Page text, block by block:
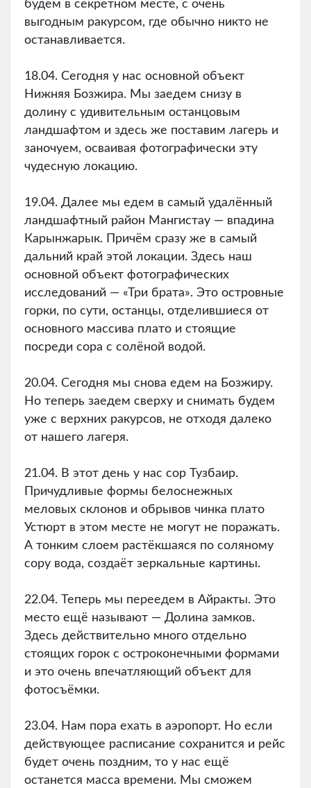
будем в секретном месте, с очень
выгодным ракурсом, где обычно никто не
останавливается.
18.04. Сегодня у нас основной объект
Нижняя Бозжира. Мы заедем снизу в
долину с удивительным останцовым
ландшафтом и здесь же поставим лагерь и
заночуем, осваивая фотографически эту
чудесную локацию.
19.04. Далее мы едем в самый удалённый
ландшафтный район Мангистау — впадина
Карынжарык. Причём сразу же в самый
дальний край этой локации. Здесь наш
основной объект фотографических
исследований — «Три брата». Это островные
горки, по сути, останцы, отделившиеся от
основного массива плато и стоящие
посреди сора с солёной водой.
20.04. Сегодня мы снова едем на Бозжиру.
Но теперь заедем сверху и снимать будем
уже с верхних ракурсов, не отходя далеко
от нашего лагеря.
21.04. В этот день у нас сор Тузбаир.
Причудливые формы белоснежных
меловых склонов и обрывов чинка плато
Устюрт в этом месте не могут не поражать.
А тонким слоем растёкшаяся по соляному
сору вода, создаёт зеркальные картины.
22.04. Теперь мы переедем в Айракты. Это
место ещё называют — Долина замков.
Здесь действительно много отдельно
стоящих горок с остроконечными формами
и это очень впечатляющий объект для
фотосъёмки.
23.04. Нам пора ехать в аэропорт. Но если
действующее расписание сохранится и рейс
будет очень поздним, то у нас ещё
останется масса времени. Мы сможем